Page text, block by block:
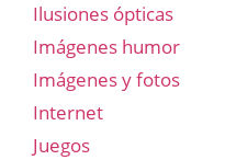
Ilusiones ópticas
Imágenes humor
Imágenes y fotos
Internet
Juegos